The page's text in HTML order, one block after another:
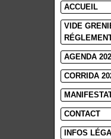
ACCUEIL
VIDE
AGENDA
CORRIDA
CONTACT
INFOS